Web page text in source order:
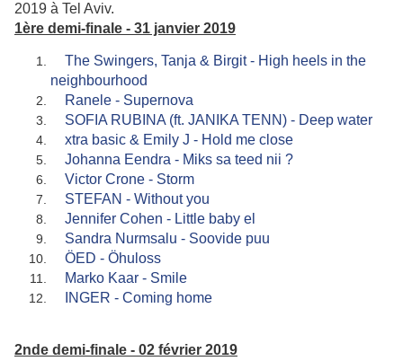
2019 à Tel Aviv.
1ère demi-finale - 31 janvier 2019
The Swingers, Tanja & Birgit - High heels in the
neighbourhood
Ranele - Supernova
SOFIA RUBINA (ft. JANIKA TENN) - Deep water
xtra basic & Emily J - Hold me close
Johanna Eendra - Miks sa teed nii ?
Victor Crone - Storm
STEFAN - Without you
Jennifer Cohen - Little baby el
Sandra Nurmsalu - Soovide puu
ÖED - Öhuloss
Marko Kaar - Smile
INGER - Coming home
2nde demi-finale - 02 février 2019